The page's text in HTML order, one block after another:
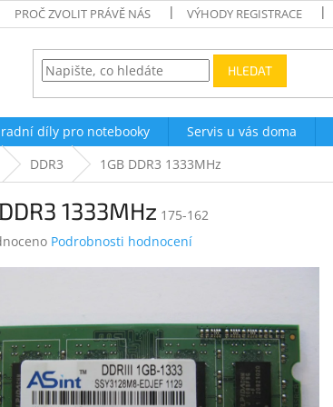
PROČ ZVOLIT PRÁVĚ NÁS VÝHODY REGISTRACE
HLEDAT
díly pro notebooky Servis u vás doma
DDR3 1GB DDR3 1333MHz
1333MHz 175-162
Podrobnosti hodnocení